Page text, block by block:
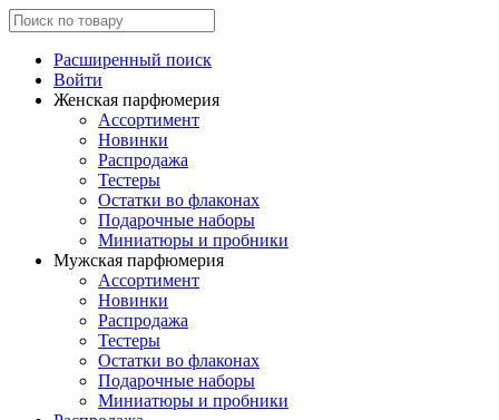
Расширенный поиск
Войти
Женская парфюмерия
Ассортимент
Новинки
Распродажа
Тестеры
Остатки во флаконах
Подарочные наборы
Миниатюры и пробники
Мужская парфюмерия
Ассортимент
Новинки
Распродажа
Тестеры
Остатки во флаконах
Подарочные наборы
Миниатюры и пробники